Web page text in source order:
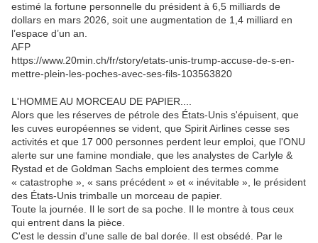
estimé la fortune personnelle du président à 6,5 milliards de
dollars en mars 2026, soit une augmentation de 1,4 milliard en
l’espace d’un an.
AFP
https://www.20min.ch/fr/story/etats-unis-trump-accuse-de-s-en-
mettre-plein-les-poches-avec-ses-fils-103563820
L'HOMME AU MORCEAU DE PAPIER....
Alors que les réserves de pétrole des États-Unis s'épuisent, que
les cuves européennes se vident, que Spirit Airlines cesse ses
activités et que 17 000 personnes perdent leur emploi, que l'ONU
alerte sur une famine mondiale, que les analystes de Carlyle &
Rystad et de Goldman Sachs emploient des termes comme
« catastrophe », « sans précédent » et « inévitable », le président
des États-Unis trimballe un morceau de papier.
Toute la journée. Il le sort de sa poche. Il le montre à tous ceux
qui entrent dans la pièce.
C'est le dessin d'une salle de bal dorée. Il est obsédé. Par le